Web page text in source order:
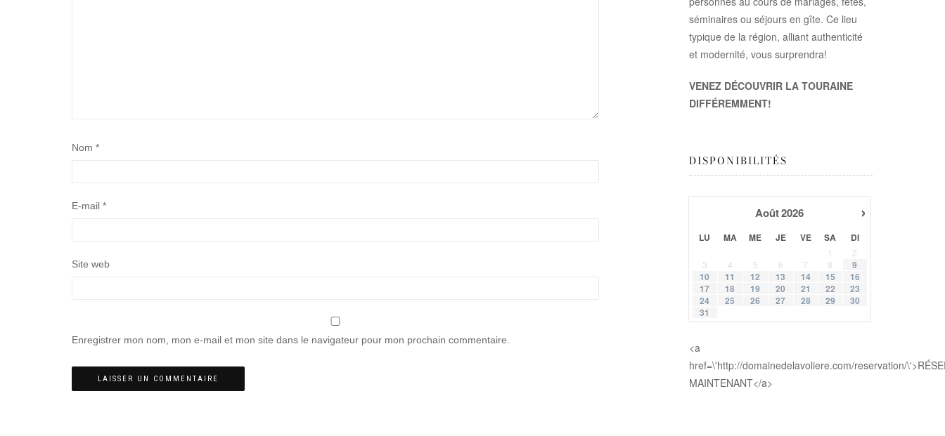
Nom *
E-mail *
Site web
Enregistrer mon nom, mon e-mail et mon site dans le navigateur pour mon prochain commentaire.
séminaires ou séjours en gîte. Ce lieu
typique de la région, alliant authenticité
et modernité, vous surprendra!
VENEZ DÉCOUVRIR LA TOURAINE
DIFFÉREMMENT!
DISPONIBILITÉS
›
Août2026
LU MA ME JE VE SA DI
1
2
3
4 5 6 7 8
9
10
11 12 13 14 15
16
17
18 19 20 21 22
23
24
25 26 27 28 29
30
31
<a
href=\'http://domainedelavoliere.com/reservation/
MAINTENANT</a>